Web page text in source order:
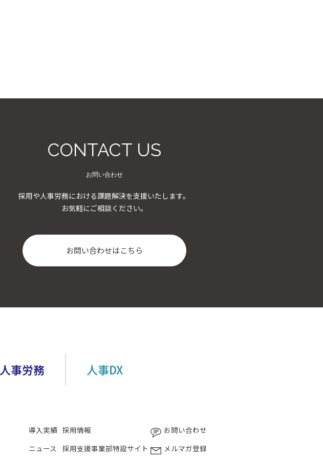
CONTACT US
お問い合わせ
採用や人事労務における課題解決を支援いたします。
お気軽にご相談ください。
お問い合わせはこちら
人事労務 人事DX
導入実績
ニュース
採用情報
採用支援事業部特設サイト
お問い合わせ
メルマガ登録